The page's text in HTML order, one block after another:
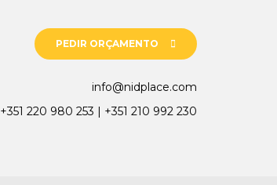
PEDIR ORÇAMENTO
info@nidplace.com
+351 220 980 253 | +351 210 992 230